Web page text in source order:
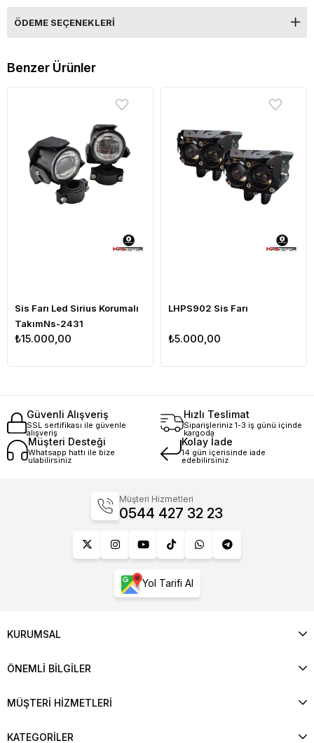
ÖDEME SEÇENEKLERI
Benzer Ürünler
Sis Farı Led Sirius Korumalı
TakımNs-2431
₺15.000,00
LHPS902 Sis Farı
₺5.000,00
Güvenli Alışveriş
SSL sertifikası ile güvenle
alışveriş
Hızlı Teslimat
Siparişleriniz 1-3 iş günü içinde
kargoda
Müşteri Desteği
Whatsapp hattı ile bize
ulabilirsiniz
Kolay İade
14 gün içerisinde iade
edebilirsiniz
Müşteri Hizmetleri
0544 427 32 23
Yol Tarifi Al
KURUMSAL
ÖNEMLİ BİLGİLER
MÜŞTERİ HİZMETLERİ
KATEGORİLER